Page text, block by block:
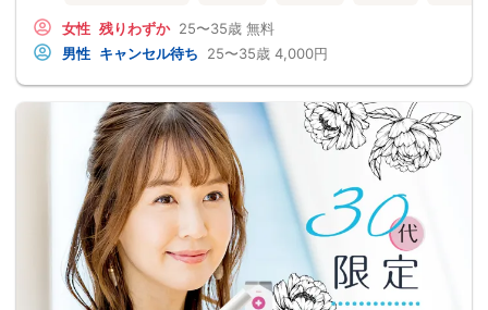
女性 残りわずか 25〜35歳 無料
男性 キャンセル待ち 25〜35歳 4,000円